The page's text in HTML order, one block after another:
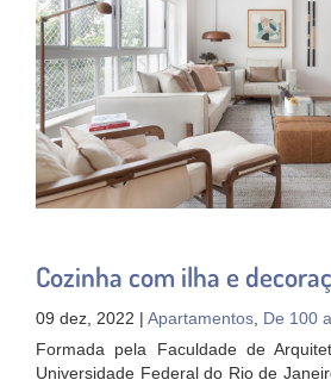
Cozinha com ilha e
09 dez, 2022 | Apartamentos, De 100
Formada pela Faculdade de
Universidade Federal do Rio de